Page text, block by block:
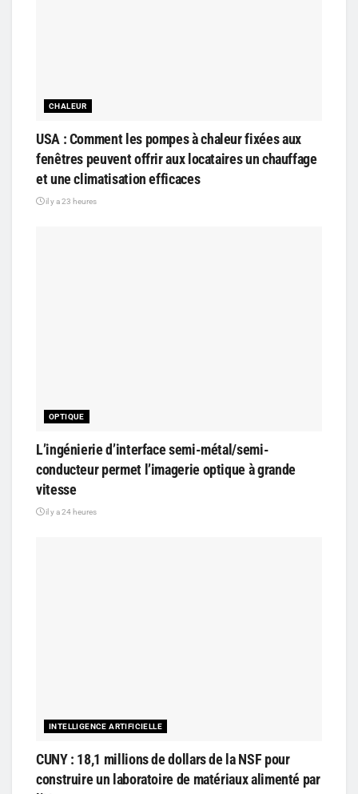
CHALEUR
USA : Comment les pompes à chaleur fixées aux
fenêtres peuvent offrir aux locataires un chauffage
et une climatisation efficaces
il y a 23 heures
OPTIQUE
L’ingénierie d’interface semi-métal/semi-
conducteur permet l’imagerie optique à grande
vitesse
il y a 24 heures
INTELLIGENCE ARTIFICIELLE
CUNY : 18,1 millions de dollars de la NSF pour
construire un laboratoire de matériaux alimenté par